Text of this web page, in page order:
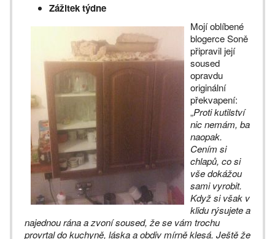
Zážitek týdne
Mojí oblíbené
blogerce Soně
připravil její
soused
opravdu
originální
překvapení:
„Proti kutilství
nic nemám, ba
naopak.
Cením si
chlapů, co si
vše dokážou
sami vyrobit.
Když si však v
klidu rýsujete a
najednou rána a zvoní soused, že se vám trochu
provrtal do kuchyně, láska a obdiv mírně klesá. Ještě že